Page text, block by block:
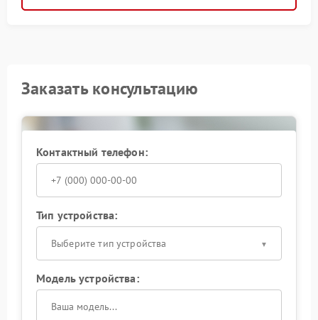
Заказать консультацию
Контактный телефон:
Тип устройства:
Выберите тип устройства
Модель устройства: